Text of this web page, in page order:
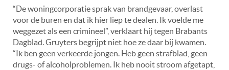
“De woningcorporatie sprak van brandgevaar, overlast
voor de buren en dat ik hier liep te dealen. Ik voelde me
weggezet als een crimineel”, verklaart hij tegen Brabants
Dagblad. Gruyters begrijpt niet hoe ze daar bij kwamen.
“Ik ben geen verkeerde jongen. Heb geen strafblad, geen
drugs- of alcoholproblemen. Ik heb nooit stroom afgetapt,